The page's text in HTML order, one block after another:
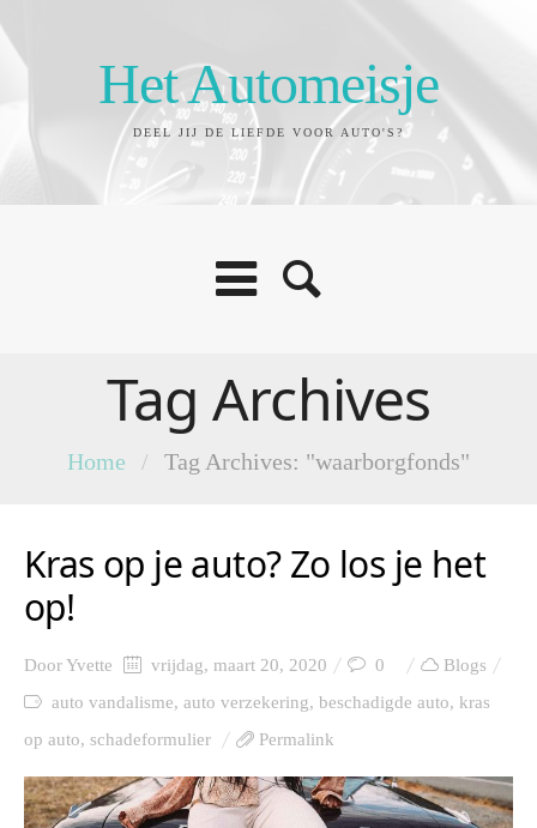
Het Automeisje
DEEL JIJ DE LIEFDE VOOR AUTO'S?
Tag Archives
Home / Tag Archives: "waarborgfonds"
Kras op je auto? Zo los je het
op!
DoorYvette vrijdag, maart 20, 2020 0
Blogs
auto vandalisme, auto verzekering, beschadigde auto, kras
op auto, schadeformulier Permalink